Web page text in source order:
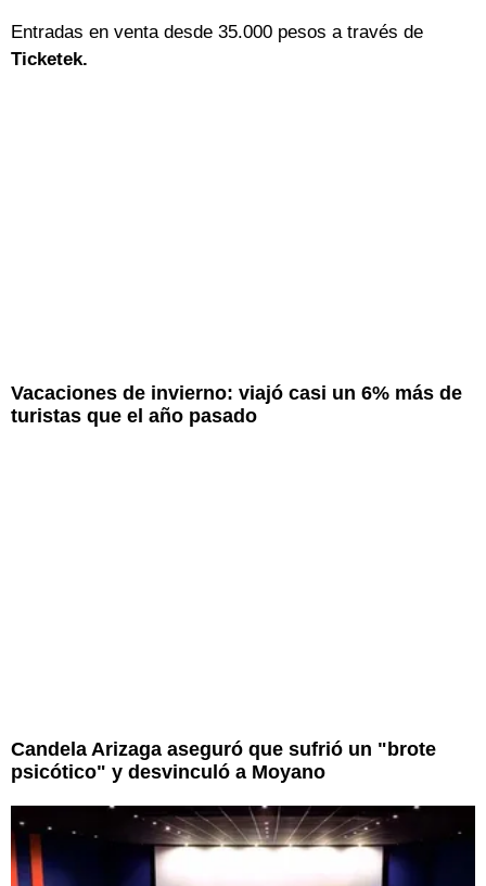
Entradas en venta desde 35.000 pesos a través de
Ticketek.
Vacaciones de invierno: viajó casi un 6% más de
turistas que el año pasado
Candela Arizaga aseguró que sufrió un "brote
psicótico" y desvinculó a Moyano